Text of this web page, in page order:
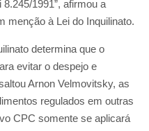
1991”, afirmou a
menção à Lei do Inquilinato.
determina que o
evitar o despejo e
Arnon Velmovitsky, as
regulados em outras
CPC somente se aplicará